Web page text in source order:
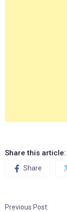
Share this article:
Share
Previous Post: